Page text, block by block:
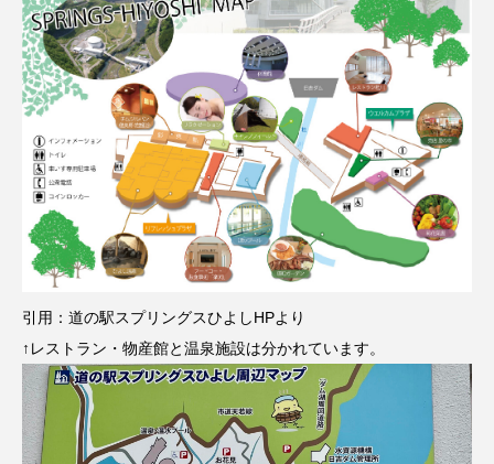
引用：道の駅スプリングスひよしHPより
↑レストラン・物産館と温泉施設は分かれています。